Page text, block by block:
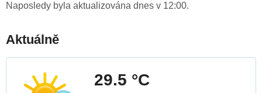
Naposledy byla aktualizována dnes v 12:00.
Aktuálně
29.5 °C